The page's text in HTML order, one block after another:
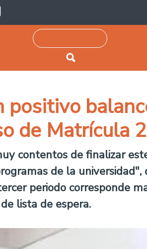
Pesquisar
positivo
de Matrícula
contentos de finalizar
de la universidad",
periodo corresponde
lista de espera.